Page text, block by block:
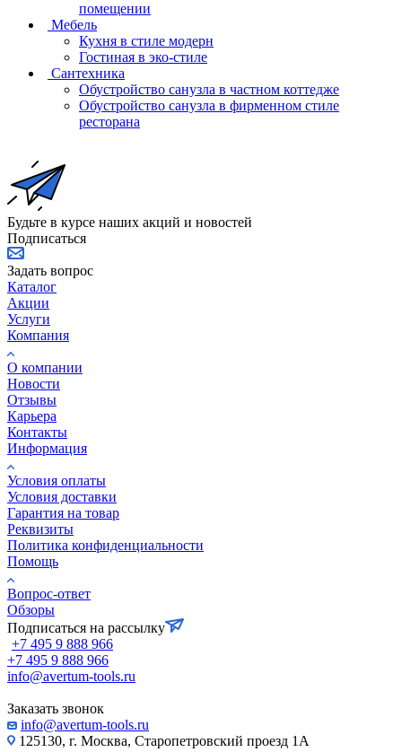
помещении
Мебель
Кухня в стиле модерн
Гостиная в эко-стиле
Сантехника
Обустройство санузла в частном коттедже
Обустройство санузла в фирменном стиле
ресторана
Будьте в курсе наших акций и новостей
Подписаться
Задать вопрос
Каталог
Акции
Услуги
Компания
О компании
Новости
Отзывы
Карьера
Контакты
Информация
Условия оплаты
Условия доставки
Гарантия на товар
Реквизиты
Политика конфиденциальности
Помощь
Вопрос-ответ
Обзоры
Подписаться на рассылку
+7 495 9 888 966
+7 495 9 888 966
info@avertum-tools.ru
Заказать звонок
info@avertum-tools.ru
125130, г. Москва, Старопетровский проезд 1А